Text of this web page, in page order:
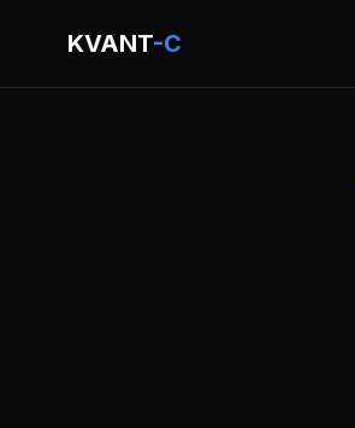
KVANT-C